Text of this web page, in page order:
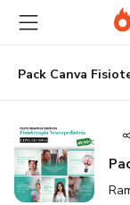
para
conteúdo
principal
para
pagamento
para
rodapé